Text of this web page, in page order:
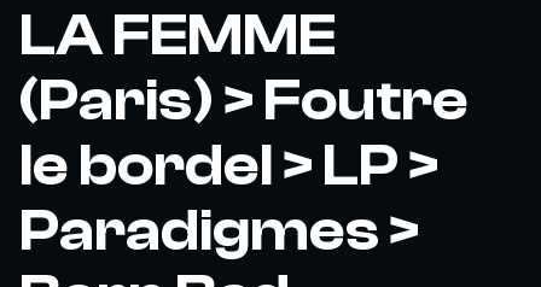
LA FEMME
(Paris) > Foutre
le bordel > LP >
Paradigmes >